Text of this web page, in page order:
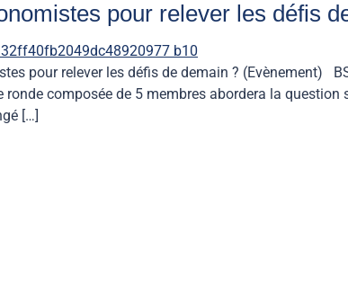
pour relever les défis
pour relever les défis de demain ? (Evènement)
ronde composée de 5 membres abordera la
[…]